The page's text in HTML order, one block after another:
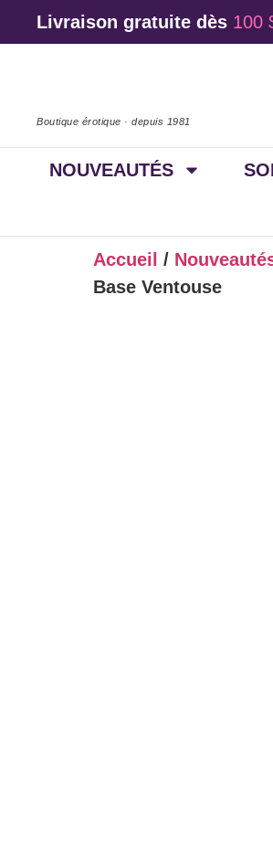
Livraison gratuite dès 100
Boutique érotique · depuis 1981
NOUVEAUTÉS
Accueil /
Base Ventouse